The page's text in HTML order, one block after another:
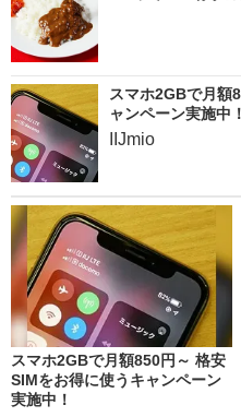
スマホ2GBで月額
ャンペーン実施中！
IIJmio
スマホ2GBで月額850円～ 格安
SIMをお得に使うキャンペーン
実施中！